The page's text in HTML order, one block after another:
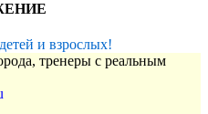
и взрослых!
тренеры с реальным